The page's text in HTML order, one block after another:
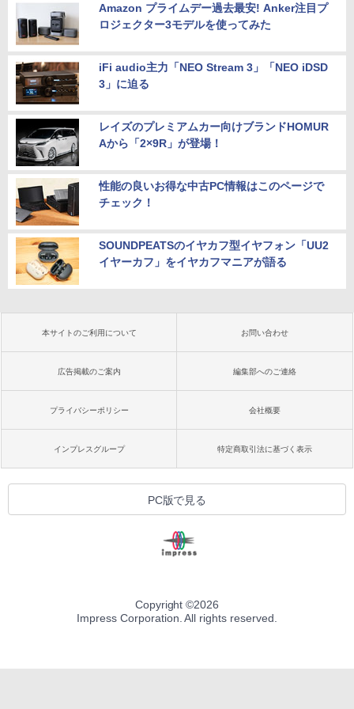
Amazon プライムデー過去最安! Anker注目プ
ロジェクター3モデルを使ってみた
iFi audio主力「NEO Stream 3」「NEO iDSD
3」に迫る
レイズのプレミアムカー向けブランドHOMUR
Aから「2×9R」が登場！
性能の良いお得な中古PC情報はこのページで
チェック！
SOUNDPEATSのイヤカフ型イヤフォン「UU2
イヤーカフ」をイヤカフマニアが語る
本サイトのご利用について お問い合わせ
広告掲載のご案内 編集部へのご連絡
プライバシーポリシー 会社概要
インプレスグループ 特定商取引法に基づく表示
PC版で見る
Copyright ©2026
Impress Corporation. All rights reserved.